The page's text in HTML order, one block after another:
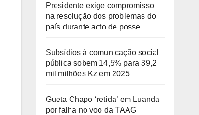
Presidente exige compromisso
na resolução dos problemas do
país durante acto de posse
Subsídios à comunicação social
pública sobem 14,5% para 39,2
mil milhões Kz em 2025
Gueta Chapo ‘retida’ em Luanda
por falha no voo da TAAG